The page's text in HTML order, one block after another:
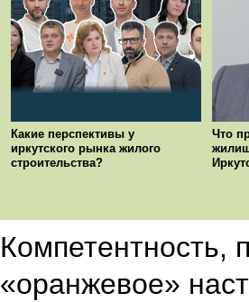
Какие перспективы у
иркутского рынка жилого
строительства?
Что
Компетентность,
«оранжевое»